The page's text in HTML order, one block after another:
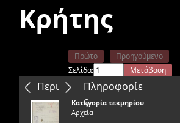
Κρήτης
Περιεχόμενα
Πρώτο
Προηγούμενο
Σελίδα:
Μετάβαση
Επόμενο
Τελευταίο
Πληροφορίε
ς
Κατηγορία τεκμηρίου
Αρχεία